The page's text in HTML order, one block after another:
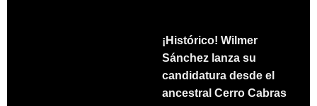
¡Histórico! Wilmer
Sánchez lanza su
candidatura desde el
ancestral Cerro Cabras